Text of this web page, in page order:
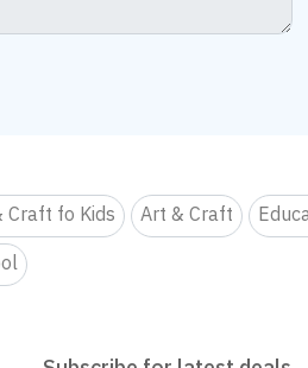
Craft fo Kids Art & Craft